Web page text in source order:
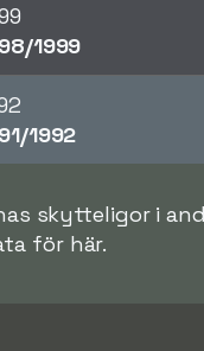
1999
1992
skytteligor i
för här.